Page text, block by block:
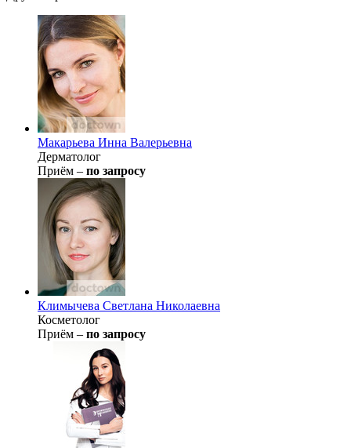
Макарьева Инна Валерьевна
Дерматолог
Приём – по запросу
Климычева Светлана Николаевна
Косметолог
Приём – по запросу